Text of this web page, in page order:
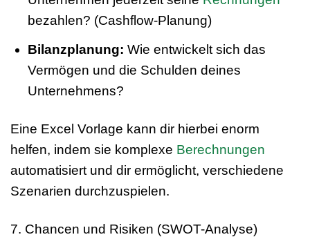
bezahlen? (Cashflow-Planung)
Bilanzplanung: Wie entwickelt sich das
Vermögen und die Schulden deines
Unternehmens?
Eine Excel Vorlage kann dir hierbei enorm
helfen, indem sie komplexe Berechnungen
automatisiert und dir ermöglicht, verschiedene
Szenarien durchzuspielen.
7. Chancen und Risiken (SWOT-Analyse)